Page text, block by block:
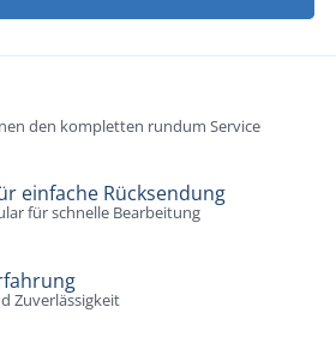
den kompletten rundum Service
einfache Rücksendung
für schnelle Bearbeitung
Zuverlässigkeit